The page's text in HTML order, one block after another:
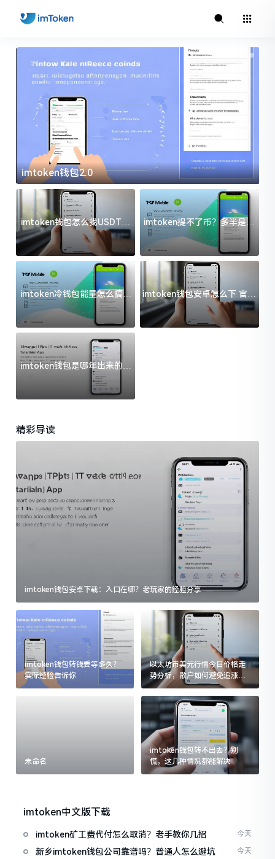
imtoken钱包2.0
imtoken钱包怎么找USDT地
址？三步搞定不踩坑
imtoken提不了币？多半是这
几件事没处理好
imtoken冷钱包能量怎么搞？
过来人告诉你门道
imtoken钱包安卓怎么下 官方
渠道避坑指南
imtoken钱包是哪年出来的？
一文给你说清楚
精彩导读
imtoken钱包安卓下载：入口在哪？老玩家的经验分享
imtoken钱包转钱要等多久？
实际经验告诉你
以太坊币美元行情今日价格走
势分析，散户如何避免追涨杀
跌被套牢
未命名
imtoken钱包转不出去？别
慌，这几种情况都能解决
imtoken中文版下载
imtoken矿工费代付怎么取消？老手教你几招 今天
新乡imtoken钱包公司靠谱吗？普通人怎么避坑 今天